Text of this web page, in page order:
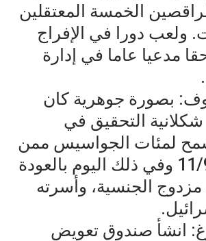
الخمسة المعتقلين
ولعب دورا في الإفراج
مدعيا عاما في إدارة
بصورة جوهرية كان
التحقيق في
لمئات الجواسيس ممن
اعتقلوا قبل 11/9 وفي ذلك اليوم بالعودة
مزدوج الجنسية، وأسرته
انشأ صندوق تعويض